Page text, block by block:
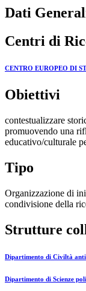
Dati
Centri di
CENTRO EUROPEO DI
Obiettivi
contestualizzare
promuovendo una
educativo/culturale
Tipo
Organizzazione di
condivisione della
Strutture
Dipartimento di Civiltà
Dipartimento di Scienze